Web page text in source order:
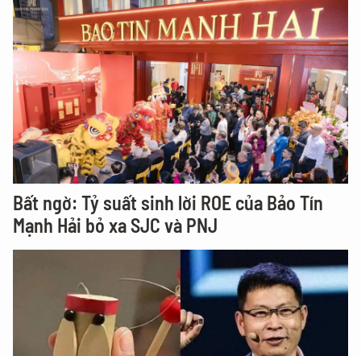
Bất ngờ: Tỷ suất sinh lời ROE của Bảo Tín
Mạnh Hải bỏ xa SJC và PNJ